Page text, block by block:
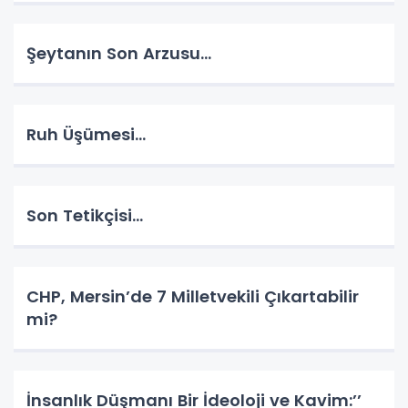
Şeytanın Son Arzusu…
Ruh Üşümesi…
Son Tetikçisi…
CHP, Mersin’de 7 Milletvekili Çıkartabilir
mi?
İnsanlık Düşmanı Bir İdeoloji ve Kavim:’’